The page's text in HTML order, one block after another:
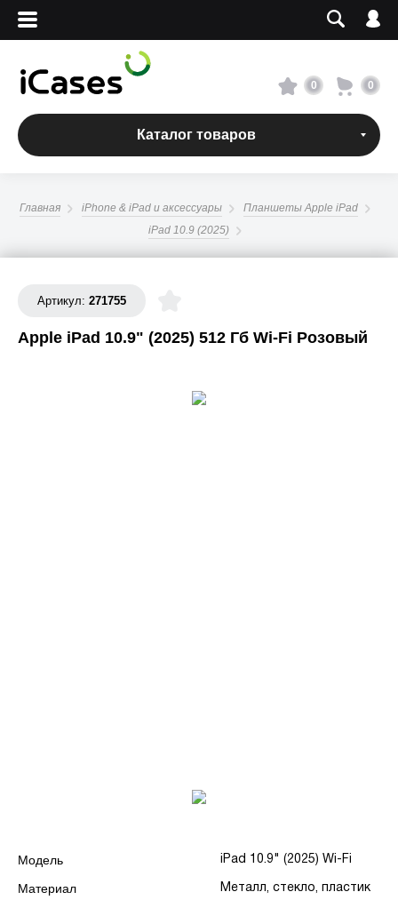
Вход
Сервисный центр
О магазине
+7 495 960-31-54
0 0
Каталог товаров
Главная iPhone & iPad и аксессуары
Планшеты Apple iPad
iPad 10.9 (2025)
Артикул: 271755
Apple iPad 10.9" (2025) 512 Гб Wi-Fi Розовый
Модель iPad 10.9" (2025) Wi-Fi
Материал Металл, стекло, пластик